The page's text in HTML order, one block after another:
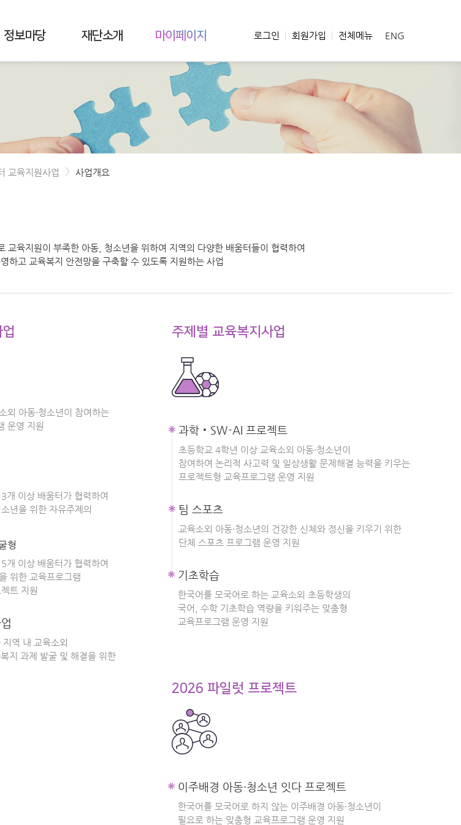
로그인 회원가입 전체메뉴 ENG
정보마당 재단소개 마이페이지
교육지원사업 > 사업개요
교육지원이 부족한 아동, 청소년을 위하여 지역의 다양한 배움터들이 협력하여
하고 교육복지 안전망을 구축할 수 있도록 지원하는 사업
외 아동·청소년이 참여하는
운영 지원
개 이상 배움터가 협력하여
년을 위한 자유주제의
형
개 이상 배움터가 협력하여
위한 교육프로그램
트 지원
지역 내 교육소외
지 과제 발굴 및 해결을 위한
주제별 교육복지사업
과학‧SW-AI 프로젝트
초등학교 4학년 이상 교육소외 아동·청소년이
참여하여 논리적 사고력 및 일상생활 문제해결 능력을 키우는
프로젝트형 교육프로그램 운영 지원
팀 스포츠
교육소외 아동·청소년의 건강한 신체와 정신을 키우기 위한
단체 스포츠 프로그램 운영 지원
기초학습
한국어를 모국어로 하는 교육소외 초등학생의
국어, 수학 기초학습 역량을 키워주는 맞춤형
교육프로그램 운영 지원
2026 파일럿 프로젝트
이주배경 아동·청소년 잇다 프로젝트
한국어를 모국어로 하지 않는 이주배경 아동·청소년이
필요로 하는 맞춤형 교육프로그램 운영 지원